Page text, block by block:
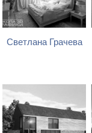
Светлана Грачева